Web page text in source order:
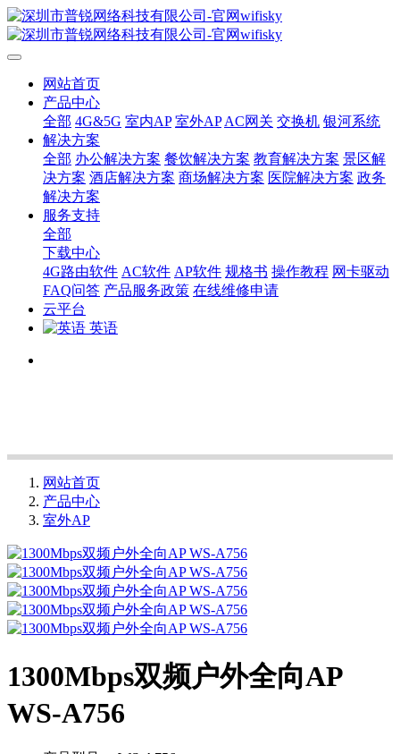
网站首页
产品中心
全部 4G&5G 室内AP 室外AP AC网关 交换机 银河系统
解决方案
全部 办公解决方案 餐饮解决方案 教育解决方案 景区解
决方案 酒店解决方案 商场解决方案 医院解决方案 政务
解决方案
服务支持
全部
下载中心
4G路由软件 AC软件 AP软件 规格书 操作教程 网卡驱动
FAQ问答 产品服务政策 在线维修申请
云平台
英语
网站首页
产品中心
室外AP
1300Mbps双频户外全向AP
WS-A756